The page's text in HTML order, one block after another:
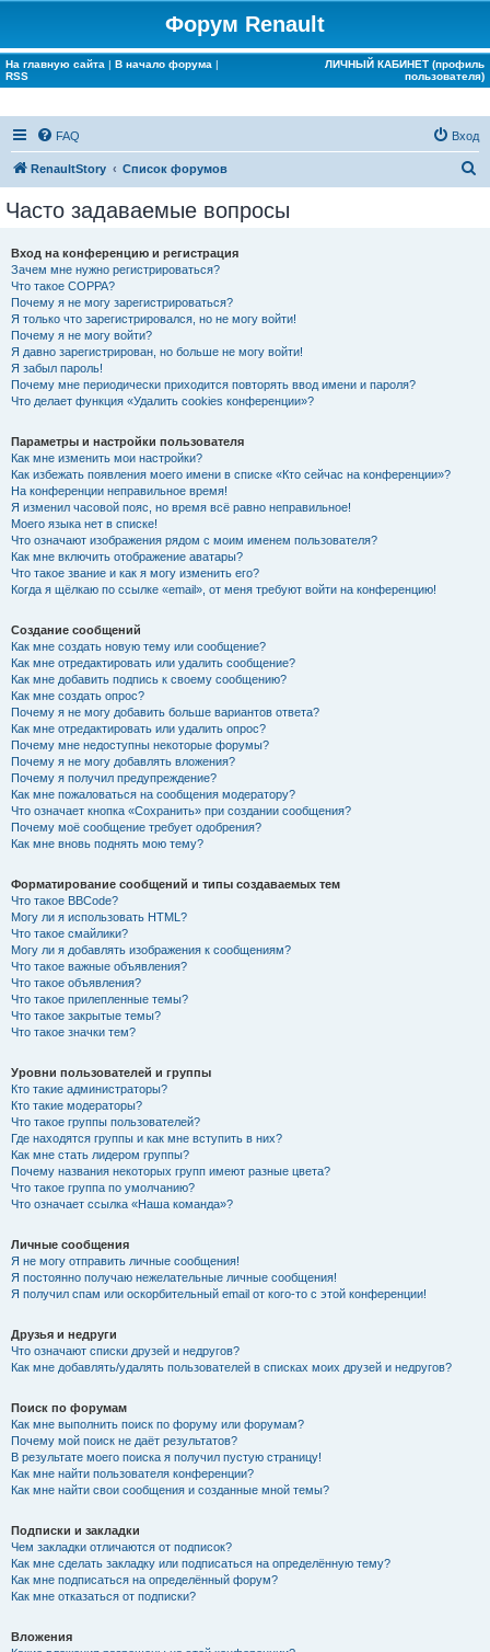
Форум Renault
На главную сайта | В начало форума |
RSS
ЛИЧНЫЙ КАБИНЕТ (профиль
пользователя)
FAQ Вход
RenaultStory Список форумов
Часто задаваемые вопросы
Вход на конференцию и регистрация
Зачем мне нужно регистрироваться?
Что такое COPPA?
Почему я не могу зарегистрироваться?
Я только что зарегистрировался, но не могу войти!
Почему я не могу войти?
Я давно зарегистрирован, но больше не могу войти!
Я забыл пароль!
Почему мне периодически приходится повторять ввод имени и пароля?
Что делает функция «Удалить cookies конференции»?
Параметры и настройки пользователя
Как мне изменить мои настройки?
Как избежать появления моего имени в списке «Кто сейчас на конференции»?
На конференции неправильное время!
Я изменил часовой пояс, но время всё равно неправильное!
Моего языка нет в списке!
Что означают изображения рядом с моим именем пользователя?
Как мне включить отображение аватары?
Что такое звание и как я могу изменить его?
Когда я щёлкаю по ссылке «email», от меня требуют войти на конференцию!
Создание сообщений
Как мне создать новую тему или сообщение?
Как мне отредактировать или удалить сообщение?
Как мне добавить подпись к своему сообщению?
Как мне создать опрос?
Почему я не могу добавить больше вариантов ответа?
Как мне отредактировать или удалить опрос?
Почему мне недоступны некоторые форумы?
Почему я не могу добавлять вложения?
Почему я получил предупреждение?
Как мне пожаловаться на сообщения модератору?
Что означает кнопка «Сохранить» при создании сообщения?
Почему моё сообщение требует одобрения?
Как мне вновь поднять мою тему?
Форматирование сообщений и типы создаваемых тем
Что такое BBCode?
Могу ли я использовать HTML?
Что такое смайлики?
Могу ли я добавлять изображения к сообщениям?
Что такое важные объявления?
Что такое объявления?
Что такое прилепленные темы?
Что такое закрытые темы?
Что такое значки тем?
Уровни пользователей и группы
Кто такие администраторы?
Кто такие модераторы?
Что такое группы пользователей?
Где находятся группы и как мне вступить в них?
Как мне стать лидером группы?
Почему названия некоторых групп имеют разные цвета?
Что такое группа по умолчанию?
Что означает ссылка «Наша команда»?
Личные сообщения
Я не могу отправить личные сообщения!
Я постоянно получаю нежелательные личные сообщения!
Я получил спам или оскорбительный email от кого-то с этой конференции!
Друзья и недруги
Что означают списки друзей и недругов?
Как мне добавлять/удалять пользователей в списках моих друзей и недругов?
Поиск по форумам
Как мне выполнить поиск по форуму или форумам?
Почему мой поиск не даёт результатов?
В результате моего поиска я получил пустую страницу!
Как мне найти пользователя конференции?
Как мне найти свои сообщения и созданные мной темы?
Подписки и закладки
Чем закладки отличаются от подписок?
Как мне сделать закладку или подписаться на определённую тему?
Как мне подписаться на определённый форум?
Как мне отказаться от подписки?
Вложения